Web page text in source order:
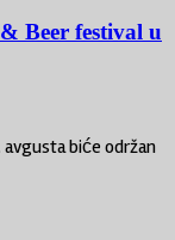
Beer festival u
avgusta biće održan